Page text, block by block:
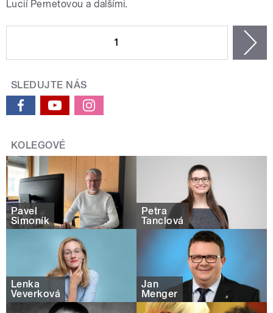
Lucií Pernetovou a dalšími.
1
SLEDUJTE NÁS
KOLEGOVÉ
Pavel
Šimoník
Petra
Tanclová
Lenka
Veverková
Jan
Menger